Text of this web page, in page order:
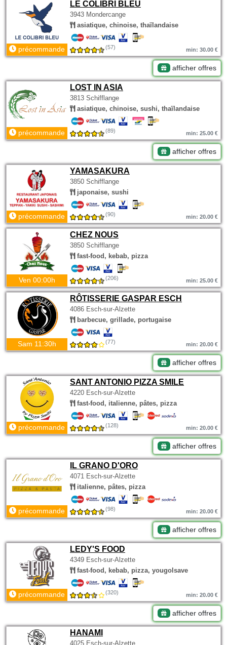
LE COLIBRI BLEU
3943 Mondercange
asiatique, chinoise, thaïlandaise
précommande (57) min: 30.00 €
afficher offres
LOST IN ASIA
3813 Schifflange
asiatique, chinoise, sushi, thaïlandaise
précommande (89) min: 25.00 €
afficher offres
YAMASAKURA
3850 Schifflange
japonaise, sushi
précommande (90) min: 20.00 €
CHEZ NOUS
3850 Schifflange
fast-food, kebab, pizza
Ven 00:00h (206) min: 25.00 €
RÔTISSERIE GASPAR ESCH
4086 Esch-sur-Alzette
barbecue, grillade, portugaise
Sam 11:30h (77) min: 20.00 €
afficher offres
SANT ANTONIO PIZZA SMILE
4220 Esch-sur-Alzette
fast-food, italienne, pâtes, pizza
précommande (128) min: 20.00 €
afficher offres
IL GRANO D'ORO
4071 Esch-sur-Alzette
italienne, pâtes, pizza
précommande (98) min: 20.00 €
afficher offres
LEDY'S FOOD
4349 Esch-sur-Alzette
fast-food, kebab, pizza, yougolsave
précommande (320) min: 20.00 €
afficher offres
HANAMI
4025 Esch-sur-Alzette